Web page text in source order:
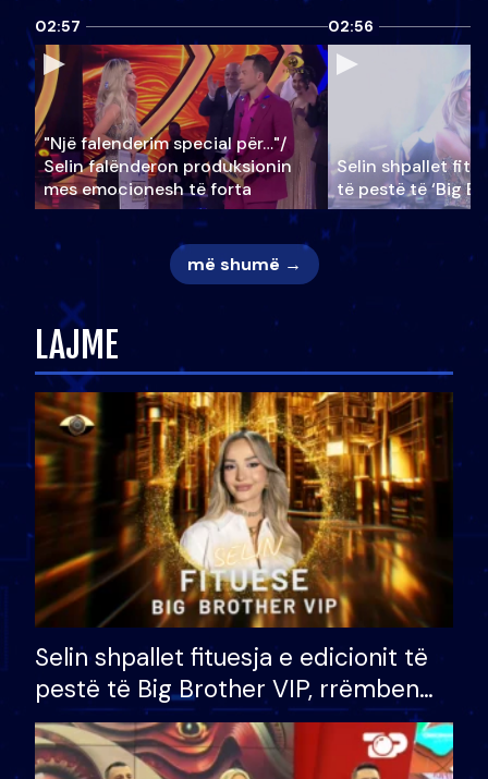
02:57
"Një falenderim special për…"/
Selin falënderon produksionin
mes emocionesh të forta
02:56
Selin shpallet
të pestë të ‘Big
më shumë →
LAJME
Selin shpallet fituesja e edicionit të
pestë të Big Brother VIP, rrëmben
çmimin e madh prej 100 mijë eurosh